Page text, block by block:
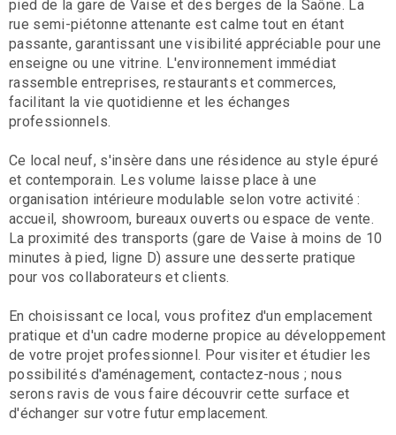
pied de la gare de Vaise et des berges de la Saône. La
rue semi-piétonne attenante est calme tout en étant
passante, garantissant une visibilité appréciable pour une
enseigne ou une vitrine. L'environnement immédiat
rassemble entreprises, restaurants et commerces,
facilitant la vie quotidienne et les échanges
professionnels.
Ce local neuf, s'insère dans une résidence au style épuré
et contemporain. Les volume laisse place à une
organisation intérieure modulable selon votre activité :
accueil, showroom, bureaux ouverts ou espace de vente.
La proximité des transports (gare de Vaise à moins de 10
minutes à pied, ligne D) assure une desserte pratique
pour vos collaborateurs et clients.
En choisissant ce local, vous profitez d'un emplacement
pratique et d'un cadre moderne propice au développement
de votre projet professionnel. Pour visiter et étudier les
possibilités d'aménagement, contactez-nous ; nous
serons ravis de vous faire découvrir cette surface et
d'échanger sur votre futur emplacement.